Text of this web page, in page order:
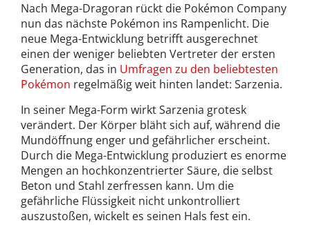
Nach Mega-Dragoran rückt die Pokémon Company
nun das nächste Pokémon ins Rampenlicht. Die
neue Mega-Entwicklung betrifft ausgerechnet
einen der weniger beliebten Vertreter der ersten
Generation, das in Umfragen zu den beliebtesten
Pokémon regelmäßig weit hinten landet: Sarzenia.
In seiner Mega-Form wirkt Sarzenia grotesk
verändert. Der Körper bläht sich auf, während die
Mundöffnung enger und gefährlicher erscheint.
Durch die Mega-Entwicklung produziert es enorme
Mengen an hochkonzentrierter Säure, die selbst
Beton und Stahl zerfressen kann. Um die
gefährliche Flüssigkeit nicht unkontrolliert
auszustoßen, wickelt es seinen Hals fest ein.